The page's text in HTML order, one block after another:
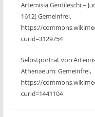
Artemisia Gentileschi –
1612) Gemeinfrei,
https://
curid=3129754
Selbstporträt von
Athenaeum: Gemeinfrei,
https://
curid=1441104